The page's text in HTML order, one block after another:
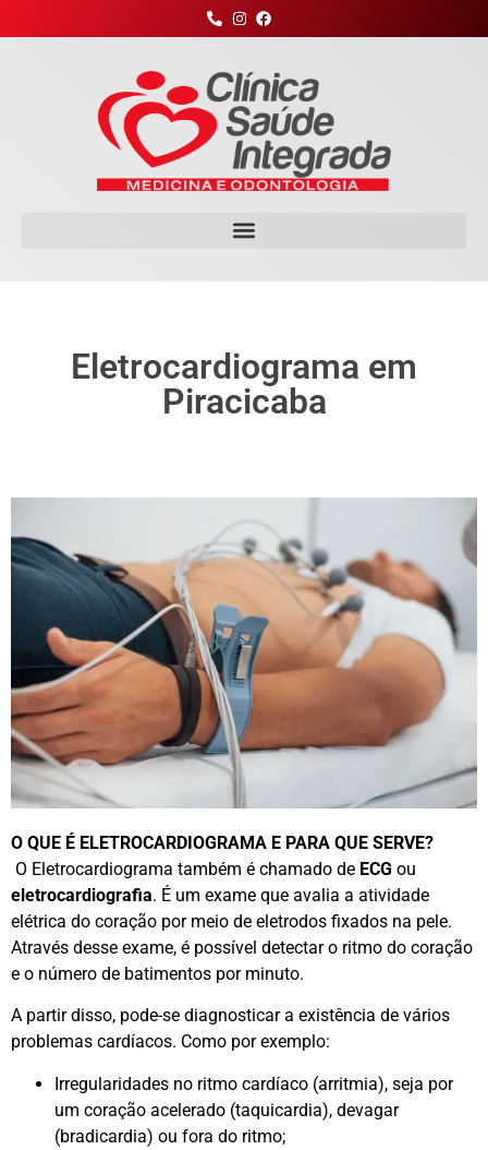
Eletrocardiograma em
Piracicaba
O QUE É ELETROCARDIOGRAMA E PARA QUE SERVE?
O Eletrocardiograma também é chamado de ECG ou
eletrocardiografia. É um exame que avalia a atividade
elétrica do coração por meio de eletrodos fixados na pele.
Através desse exame, é possível detectar o ritmo do coração
e o número de batimentos por minuto.
A partir disso, pode-se diagnosticar a existência de vários
problemas cardíacos. Como por exemplo:
Irregularidades no ritmo cardíaco (arritmia), seja por
um coração acelerado (taquicardia), devagar
(bradicardia) ou fora do ritmo;